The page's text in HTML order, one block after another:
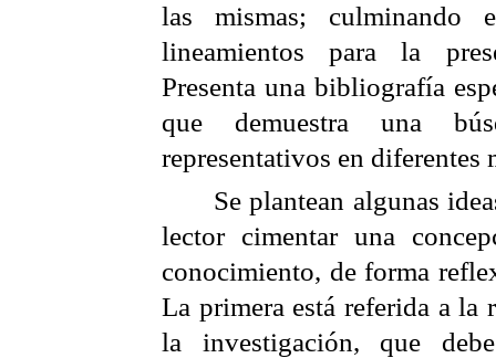
las mismas;
lineamientos para la
Presenta una bibliografía
que demuestra una
representativos en diferentes
Se plantean algunas
lector cimentar una
conocimiento, de forma
La primera está referida a la
la investigación, que